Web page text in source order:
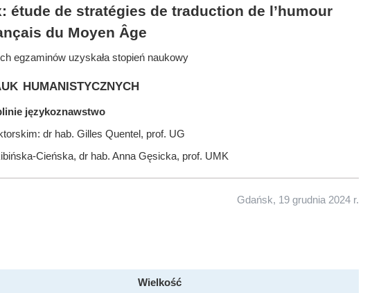
étude de stratégies de traduction de l’humour
du Moyen Âge
egzaminów uzyskała stopień naukowy
humanistycznych
językoznawstwo
dr hab. Gilles Quentel, prof. UG
Cieńska, dr hab. Anna Gęsicka, prof. UMK
Gdańsk, 19 grudnia 2024 r.
Wielkość